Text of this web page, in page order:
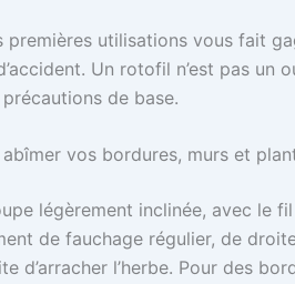
premières utilisations vous fait
Un rotofil n’est pas un
de base.
vos bordures, murs et
légèrement inclinée, avec le
de fauchage régulier, de
d’arracher l’herbe. Pour des